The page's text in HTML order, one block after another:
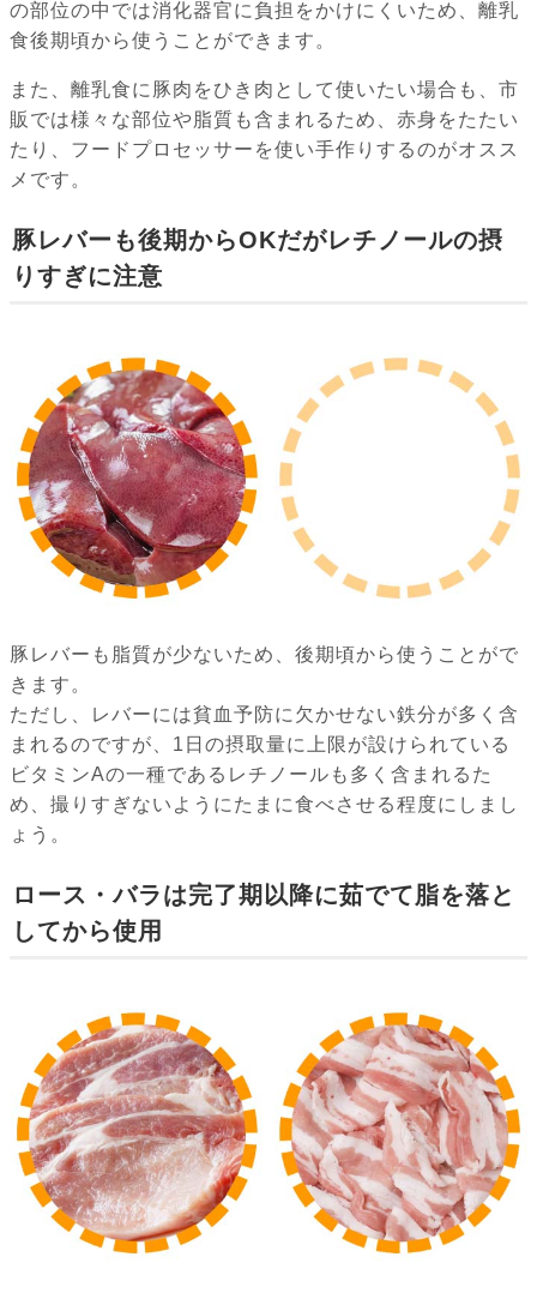
の部位の中では消化器官に負担をかけにくいため、離乳
食後期頃から使うことができます。
また、離乳食に豚肉をひき肉として使いたい場合も、市
販では様々な部位や脂質も含まれるため、赤身をたたい
たり、フードプロセッサーを使い手作りするのがオスス
メです。
豚レバーも後期からOKだがレチノールの摂
りすぎに注意
豚レバーも脂質が少ないため、後期頃から使うことがで
きます。
ただし、レバーには貧血予防に欠かせない鉄分が多く含
まれるのですが、1日の摂取量に上限が設けられている
ビタミンAの一種であるレチノールも多く含まれるた
め、撮りすぎないようにたまに食べさせる程度にしまし
ょう。
ロース・バラは完了期以降に茹でて脂を落と
してから使用